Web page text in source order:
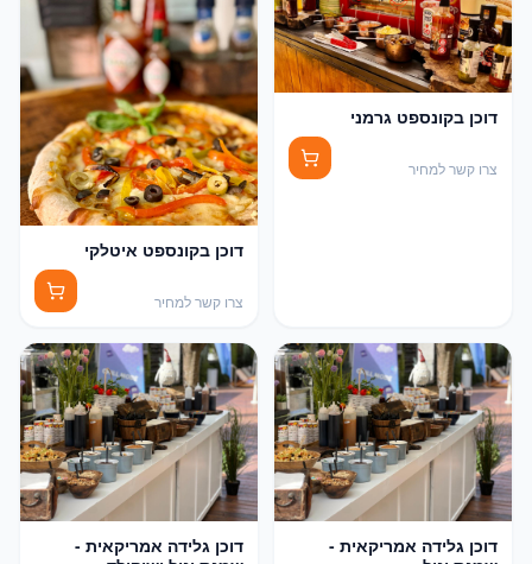
דוכן בקונספט גרמני
צרו קשר למחיר
דוכן בקונספט איטלקי
צרו קשר למחיר
דוכן גלידה אמריקאית -
דוכן גלידה אמריקאית -